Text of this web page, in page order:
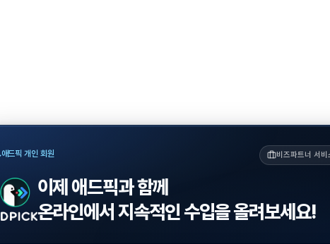
애드픽 개인 회원 비즈파트너 서비
이제 애드픽과 함께
온라인에서 지속적인 수입을 올려보세요!